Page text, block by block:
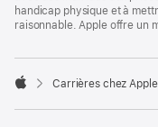
handicap physique et à
raisonnable. Apple offre un

Carrières chez